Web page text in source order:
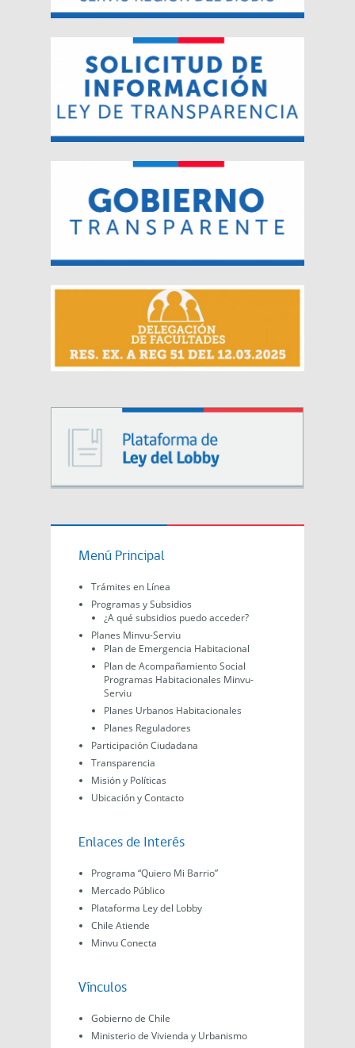
Menú Principal
Trámites en Línea
Programas y Subsidios
¿A qué subsidios puedo acceder?
Planes Minvu-Serviu
Plan de Emergencia Habitacional
Plan de Acompañamiento Social
Programas Habitacionales Minvu-
Serviu
Planes Urbanos Habitacionales
Planes Reguladores
Participación Ciudadana
Transparencia
Misión y Políticas
Ubicación y Contacto
Enlaces de Interés
Programa “Quiero Mi Barrio”
Mercado Público
Plataforma Ley del Lobby
Chile Atiende
Minvu Conecta
Vínculos
Gobierno de Chile
Ministerio de Vivienda y Urbanismo